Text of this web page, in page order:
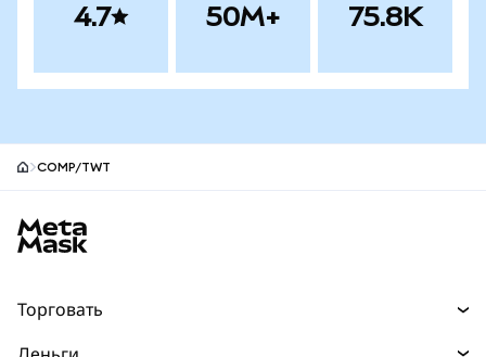
4.7 50M+ 75.8K
COMP/TWT
Торговать